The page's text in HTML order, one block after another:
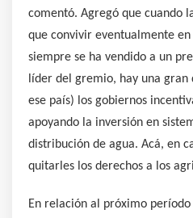
comentó. Agregó que cuando
que convivir eventualmente
siempre se ha vendido a un
líder del gremio, hay una gran
ese país) los gobiernos
apoyando la inversión en
distribución de agua. Acá, en
quitarles los derechos a los
En relación al próximo